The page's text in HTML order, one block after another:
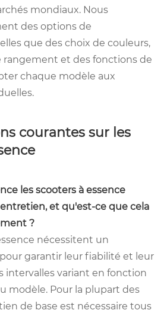
mondiaux. Nous
des options de
que des choix de couleurs,
rangement et des fonctions de
chaque modèle aux
courantes sur les
les scooters à essence
et qu'est-ce que cela
?
nécessitent un
garantir leur fiabilité et leur
intervalles variant en fonction
modèle. Pour la plupart des
de base est nécessaire tous